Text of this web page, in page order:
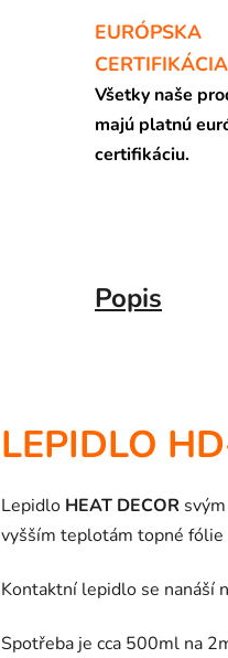
EURÓPSKA
CERTIFIKÁCIA
Všetky naše
majú platnú
certifikáciu.
Popis
LEPIDLO
Lepidlo HEAT DECOR
vyšším teplotám topné fólie
Kontaktní lepidlo se nanáší
Spotřeba je cca 500ml na